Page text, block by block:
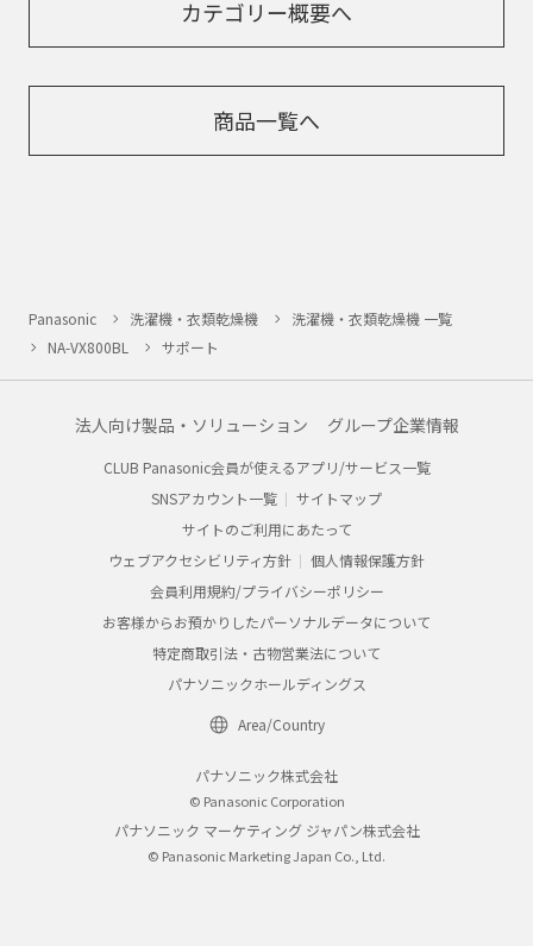
カテゴリー概要へ
商品一覧へ
Panasonic 洗濯機・衣類乾燥機
洗濯機・衣類乾燥機 一覧
NA-VX800BL
サポート
法人向け製品・ソリューション グループ企業情報
CLUB Panasonic会員が使えるアプリ/サービス一覧
SNSアカウント一覧
サイトマップ
サイトのご利用にあたって
ウェブアクセシビリティ方針
個人情報保護方針
会員利用規約/プライバシーポリシー
お客様からお預かりしたパーソナルデータについて
特定商取引法・古物営業法について
パナソニックホールディングス
Area/Country
パナソニック株式会社
© Panasonic Corporation
パナソニック マーケティング ジャパン株式会社
© Panasonic Marketing Japan Co., Ltd.